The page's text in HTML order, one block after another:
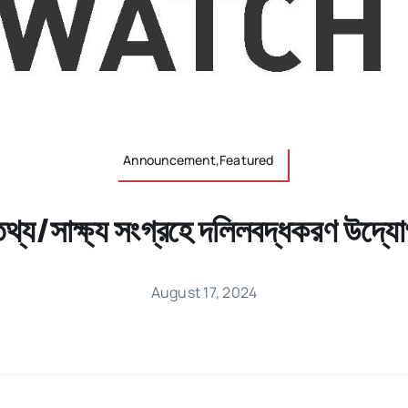
Announcement,Featured
সাক্ষ্য সংগ্রহে দলিলবদ্ধকরণ
August 17, 2024